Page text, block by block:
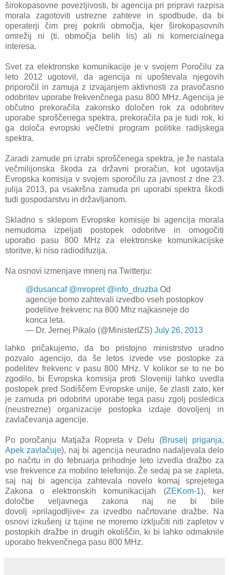
širokopasovne povezljivosti, bi agencija pri pripravi razpisa
morala zagotoviti ustrezne zahteve in spodbude, da bi
operaterji čim prej pokrili območja, kjer širokopasovnih
omrežij ni (ti. območja belih lis) ali ni komercialnega
interesa.
Svet za elektronske komunikacije je v svojem Poročilu za
leto 2012 ugotovil, da agencija ni upoštevala njegovih
priporočil in zamuja z izvajanjem aktivnosti za pravočasno
odobritev uporabe frekvenčnega pasu 800 MHz. Agencija je
občutno prekoračila zakonsko določen rok za odobritev
uporabe sproščenega spektra, prekoračila pa je tudi rok, ki
ga določa evropski večletni program politike radijskega
spektra.
Zaradi zamude pri izrabi sproščenega spektra, je že nastala
večmilijonska škoda za državni proračun,
kot ugotavlja
Evropska komisija v svojem sporočilu za javnost z dne 23.
julija 2013, pa vsakršna zamuda pri uporabi spektra škodi
tudi gospodarstvu in državljanom.
Skladno s sklepom Evropske komisije bi agencija morala
nemudoma izpeljati postopek odobritve in omogočiti
uporabo pasu 800 MHz za elektronske komunikacijske
storitve, ki niso radiodifuzija.
Na osnovi izmenjave mnenj na Twitterju:
@dusancaf @mropret @info_druzba Od
agencije bomo zahtevali izvedbo vseh postopkov
podelitve frekvenc na 800 Mhz najkasneje do
konca leta.
— Dr. Jernej Pikalo (@MinisterIZS) July 26, 2013
lahko pričakujemo, da bo pristojno ministrstvo uradno
pozvalo agencijo, da še letos izvede vse postopke za
podelitev frekvenc v pasu 800 MHz. V kolikor se to ne bo
zgodilo, bi Evropska komisija proti Sloveniji lahko uvedla
postopek pred Sodiščem Evropske unije, še zlasti zato, ker
je zamuda pri odobritvi uporabe tega pasu zgolj posledica
(neustrezne) organizacije postopka izdaje dovoljenj in
zavlačevanja agencije.
Po poročanju Matjaža Ropreta v Delu (Bruselj priganja,
Apek zavlačuje), naj bi agencija neuradno nadaljevala delo
po načrtu in do februarja prihodnje leto izvedla dražbo za
vse frekvence za mobilno telefonijo. Že sedaj pa se zapleta,
saj naj bi agencija zahtevala novelo komaj sprejetega
Zakona o elektronskih komunikacijah (ZEKom-1), ker
določbe veljavnega zakona naj ne bi bile
dovolj »prilagodljive« za izvedbo načrtovane dražbe. Na
osnovi izkušenj iz tujine ne moremo izključiti niti zapletov v
postopkih dražbe in drugih okoliščin, ki bi lahko odmaknile
uporabo frekvenčnega pasu 800 MHz.